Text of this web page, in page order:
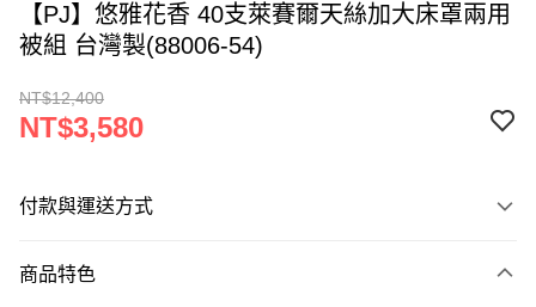
【PJ】悠雅花香 40支萊賽爾天絲加大床罩兩用
被組 台灣製(88006-54)
NT$12,400
NT$3,580
付款與運送方式
信用卡一次付款
商品特色